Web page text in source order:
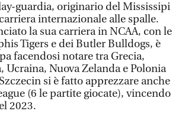
guardia, originario del Mississipi
internazionale alle spalle.
la sua carriera in NCAA, con le
Tigers e dei Butler Bulldogs, è
facendosi notare tra Grecia,
Ucraina, Nuova Zelanda e Polonia
si è fatto apprezzare anche
(6 le partite giocate), vincendo
2023.